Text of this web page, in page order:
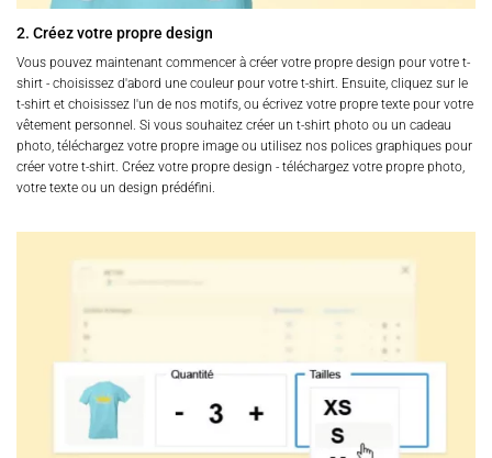
2. Créez votre propre design
Vous pouvez maintenant commencer à créer votre propre design pour votre t-
shirt - choisissez d'abord une couleur pour votre t-shirt. Ensuite, cliquez sur le
t-shirt et choisissez l'un de nos motifs, ou écrivez votre propre texte pour votre
vêtement personnel. Si vous souhaitez créer un t-shirt photo ou un cadeau
photo, téléchargez votre propre image ou utilisez nos polices graphiques pour
créer votre t-shirt. Créez votre propre design - téléchargez votre propre photo,
votre texte ou un design prédéfini.